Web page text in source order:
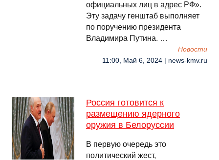
официальных лиц в адрес РФ».
Эту задачу генштаб выполняет
по поручению президента
Владимира Путина. …
Новости
11:00, Май 6, 2024 | news-kmv.ru
Россия готовится к
размещению ядерного
оружия в Белоруссии
В первую очередь это
политический жест,